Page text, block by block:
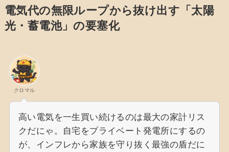
電気代の無限ループから抜け出す「太陽
光・蓄電池」の要塞化
クロマル
高い電気を一生買い続けるのは最大の家計リス
クだにゃ。自宅をプライベート発電所にするの
が、インフレから家族を守り抜く最強の盾だに